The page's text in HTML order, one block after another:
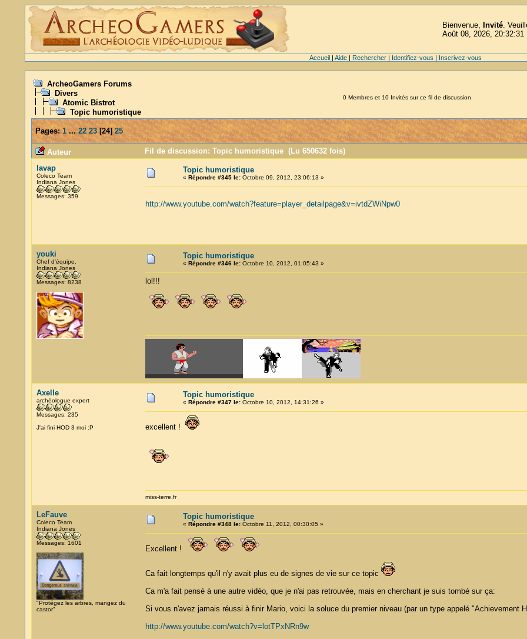
Bienvenue, Invité.
Août 08, 2026, 20:32:31
Accueil| Aide| Rechercher| Identifiez-vous | Inscrivez-vous
ArcheoGamers Forums
Divers
Atomic Bistrot
Topic humoristique
0 Membres et 10 Invités sur ce fil de discussion.
Pages: 1 ...22 23[24]25
Auteur
Fil de discussion: Topic humoristique (Lu 650632 fois)
lavap
Coleco Team
Indiana Jones
Messages: 359
Topic humoristique
« Répondre #345 le:Octobre 09, 2012, 23:06:13 »
http://www.youtube.com/watch?feature=player_detailpage&v=ivtdZWiNpw0
youki
Chef d'équipe.
Indiana Jones
Messages: 8238
Topic humoristique
« Répondre #346 le:Octobre 10, 2012, 01:05:43 »
lol!!!
Axelle
archéologue expert
Messages: 235
J'ai fini HOD 3 moi :P
Topic humoristique
« Répondre #347 le:Octobre 10, 2012, 14:31:26 »
excellent !
miss-terre.fr
LeFauve
Coleco Team
Indiana Jones
Messages: 1601
"Protégez les arbres, mangez du
castor"
Topic humoristique
« Répondre #348 le:Octobre 11, 2012, 00:30:05 »
Excellent !
Ca fait longtemps qu'il n'y avait plus eu de signes de vie sur ce topic
Ca m'a fait pensé à une autre vidéo, que je n'ai pas retrouvée, mais en cherchant je suis tombé sur ça:
Si vous n'avez jamais réussi à finir Mario, voici la soluce du premier niveau (par un type appelé "Achievement
http://www.youtube.com/watch?v=lotTPxNRn9w